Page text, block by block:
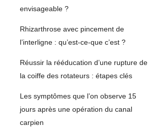
envisageable ?
Rhizarthrose avec pincement de
l’interligne : qu’est-ce-que c’est ?
Réussir la rééducation d’une rupture de
la coiffe des rotateurs : étapes clés
Les symptômes que l’on observe 15
jours après une opération du canal
carpien